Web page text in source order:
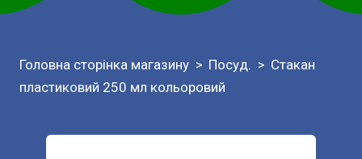
Головна сторінка магазину Посуд.
Стакан
пластиковий 250 мл кольоровий